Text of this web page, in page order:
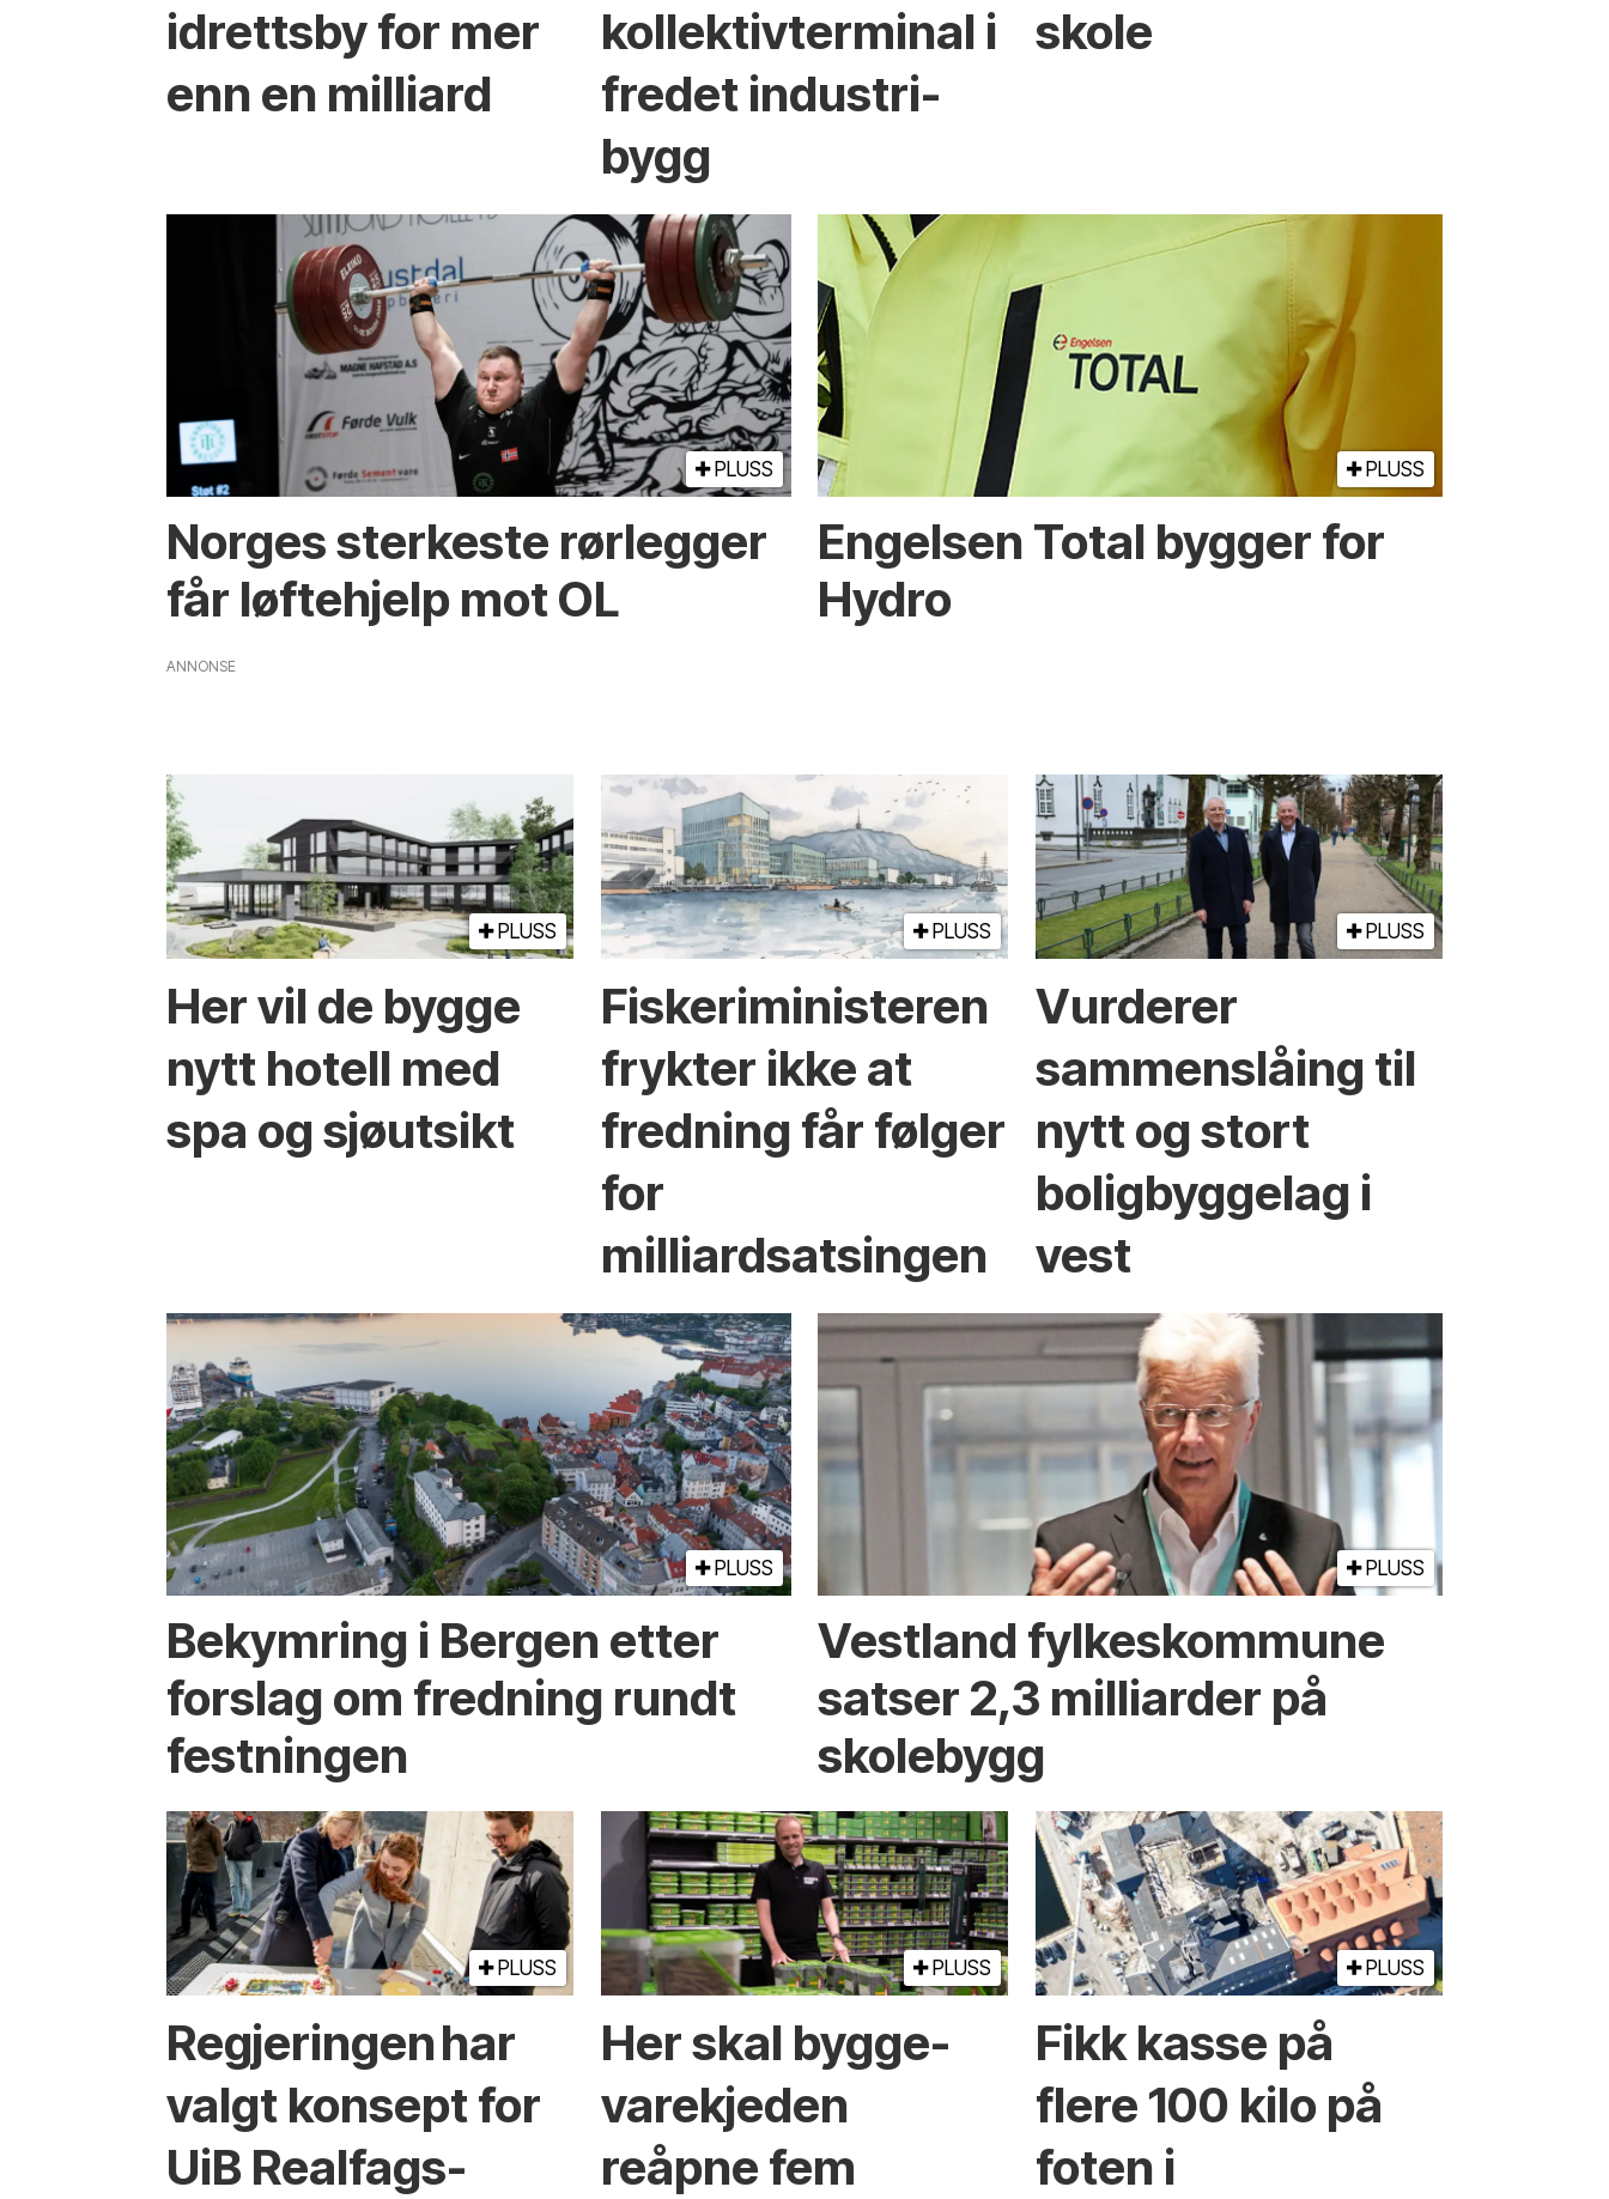
idrettsby for mer
enn en milliard
kollektiv­­terminal i
fredet industri­
bygg
skole
PLUSS
Norges sterkeste rørlegger
får løfte­hjelp mot OL
PLUSS
Engelsen Total bygger for
Hydro
ANNONSE
PLUSS
Her vil de bygge
nytt hotell med
spa og sjøutsikt
PLUSS
Fiskeriministeren
frykter ikke at
fredning får følger
for
milliardsatsingen
PLUSS
Vurderer
sammen­slåing til
nytt og stort
bolig­bygge­lag i
vest
PLUSS
Bekymring i Bergen etter
forslag om fredning rundt
festningen
PLUSS
Vestland fylkes­kommune
satser 2,3 milliarder på
skolebygg
PLUSS
Regjeringen har
valgt konsept for
UiB Realfags­
PLUSS
Her skal bygge­
vare­kjeden
reåpne fem
PLUSS
Fikk kasse på
flere 100 kilo på
foten i